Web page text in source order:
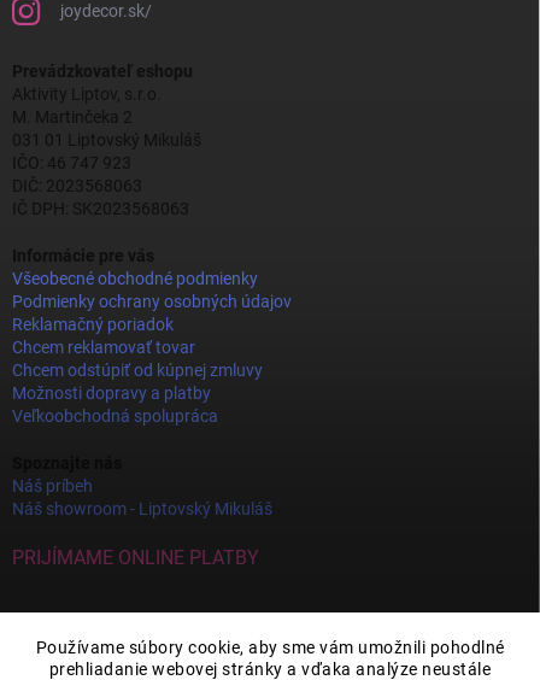
Používame súbory cookie, aby sme vám umožnili pohodlné
prehliadanie webovej stránky a vďaka analýze neustále
joydecor.sk/
Prevádzkovateľ eshopu
Aktivity Liptov, s.r.o.
M. Martinčeka 2
031 01 Liptovský Mikuláš
IČO: 46 747 923
DIČ: 2023568063
IČ DPH: SK2023568063
Informácie pre vás
Všeobecné obchodné podmienky
Podmienky ochrany osobných údajov
Reklamačný poriadok
Chcem reklamovať tovar
Chcem odstúpiť od kúpnej zmluvy
Možnosti dopravy a platby
Veľkoobchodná spolupráca
Náš príbeh
Náš showroom - Liptovský Mikuláš
PRIJÍMAME ONLINE PLATBY